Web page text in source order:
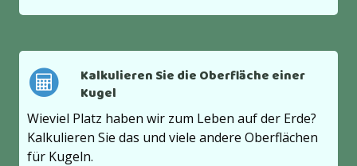
Kalkulieren Sie die Oberfläche einer
Kugel
Wieviel Platz haben wir zum Leben auf der Erde?
Kalkulieren Sie das und viele andere Oberflächen
für Kugeln.